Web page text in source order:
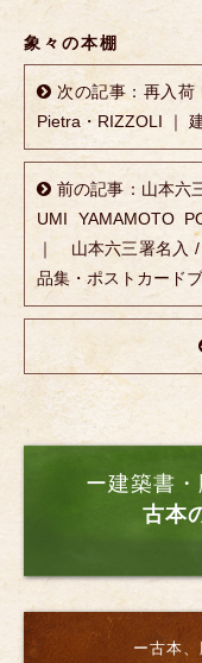
象々の本棚
次の記事：再入荷
Pietra・RIZZOLI ｜
前の記事：山本六
UMI YAMAMOTO
｜ 山本六三署名入
品集・ポストカード
ー建築書
古本
ー古本